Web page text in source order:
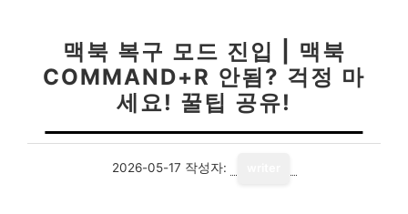
맥북 복구 모드 진입 | 맥북
COMMAND+R 안됨? 걱정 마
세요! 꿀팁 공유!
2026-05-17 작성자: